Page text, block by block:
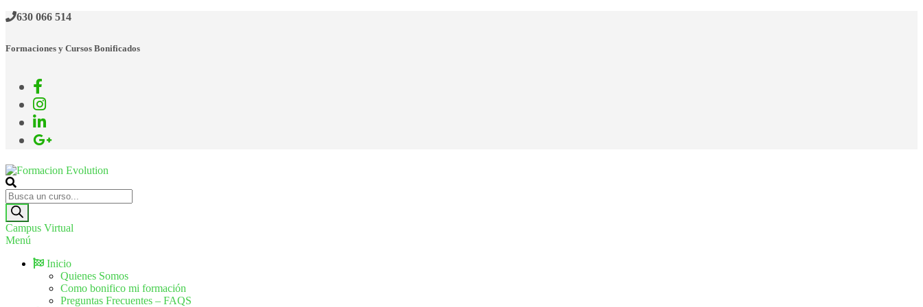
630 066 514
Formaciones y Cursos Bonificados
Formacion Evolution
Cursos de formación continua
Campus Virtual
Menú
Inicio
Quienes Somos
Como bonifico mi formación
Preguntas Frecuentes – FAQS